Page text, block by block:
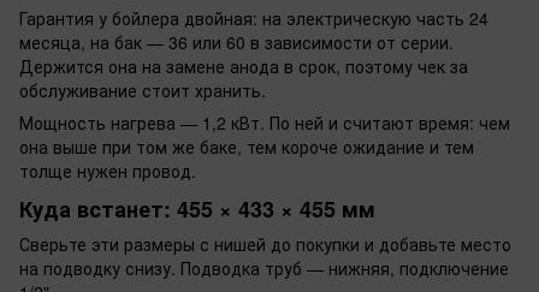
Гарантия у бойлера двойная: на электрическую часть 24
месяца, на бак — 36 или 60 в зависимости от серии.
Держится она на замене анода в срок, поэтому чек за
обслуживание стоит хранить.
Мощность нагрева — 1,2 кВт. По ней и считают время: чем
она выше при том же баке, тем короче ожидание и тем
толще нужен провод.
Куда встанет: 455 × 433 × 455 мм
Сверьте эти размеры с нишей до покупки и добавьте место
на подводку снизу. Подводка труб — нижняя, подключение